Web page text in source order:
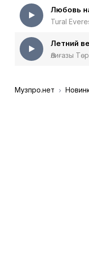
Tural
Әлиғазы
Музпро.нет